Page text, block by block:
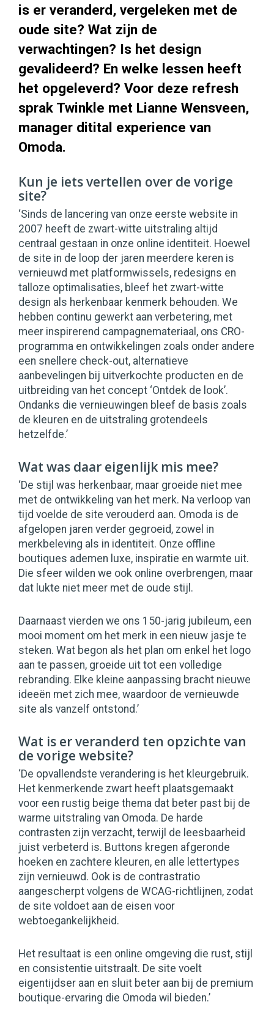
is er veranderd, vergeleken met de
oude site? Wat zijn de
verwachtingen? Is het design
gevalideerd? En welke lessen heeft
het opgeleverd? Voor deze refresh
sprak Twinkle met Lianne Wensveen,
manager ditital experience van
Omoda.
Kun je iets vertellen over de vorige
site?
‘Sinds de lancering van onze eerste website in
2007 heeft de zwart-witte uitstraling altijd
centraal gestaan in onze online identiteit. Hoewel
de site in de loop der jaren meerdere keren is
vernieuwd met platformwissels, redesigns en
talloze optimalisaties, bleef het zwart-witte
design als herkenbaar kenmerk behouden. We
hebben continu gewerkt aan verbetering, met
meer inspirerend campagnemateriaal, ons CRO-
programma en ontwikkelingen zoals onder andere
een snellere check-out, alternatieve
aanbevelingen bij uitverkochte producten en de
uitbreiding van het concept ‘Ontdek de look’.
Ondanks die vernieuwingen bleef de basis zoals
de kleuren en de uitstraling grotendeels
hetzelfde.’
Wat was daar eigenlijk mis mee?
‘De stijl was herkenbaar, maar groeide niet mee
met de ontwikkeling van het merk. Na verloop van
tijd voelde de site verouderd aan. Omoda is de
afgelopen jaren verder gegroeid, zowel in
merkbeleving als in identiteit. Onze offline
boutiques ademen luxe, inspiratie en warmte uit.
Die sfeer wilden we ook online overbrengen, maar
dat lukte niet meer met de oude stijl.
Daarnaast vierden we ons 150-jarig jubileum, een
mooi moment om het merk in een nieuw jasje te
steken. Wat begon als het plan om enkel het logo
aan te passen, groeide uit tot een volledige
rebranding. Elke kleine aanpassing bracht nieuwe
ideeën met zich mee, waardoor de vernieuwde
site als vanzelf ontstond.’
Wat is er veranderd ten opzichte van
de vorige website?
‘De opvallendste verandering is het kleurgebruik.
Het kenmerkende zwart heeft plaatsgemaakt
voor een rustig beige thema dat beter past bij de
warme uitstraling van Omoda. De harde
contrasten zijn verzacht, terwijl de leesbaarheid
juist verbeterd is. Buttons kregen afgeronde
hoeken en zachtere kleuren, en alle lettertypes
zijn vernieuwd. Ook is de contrastratio
aangescherpt volgens de WCAG-richtlijnen, zodat
de site voldoet aan de eisen voor
webtoegankelijkheid.
Het resultaat is een online omgeving die rust, stijl
en consistentie uitstraalt. De site voelt
eigentijdser aan en sluit beter aan bij de premium
boutique-ervaring die Omoda wil bieden.’